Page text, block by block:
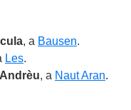
, a Bausen.
Les.
, a Naut Aran.